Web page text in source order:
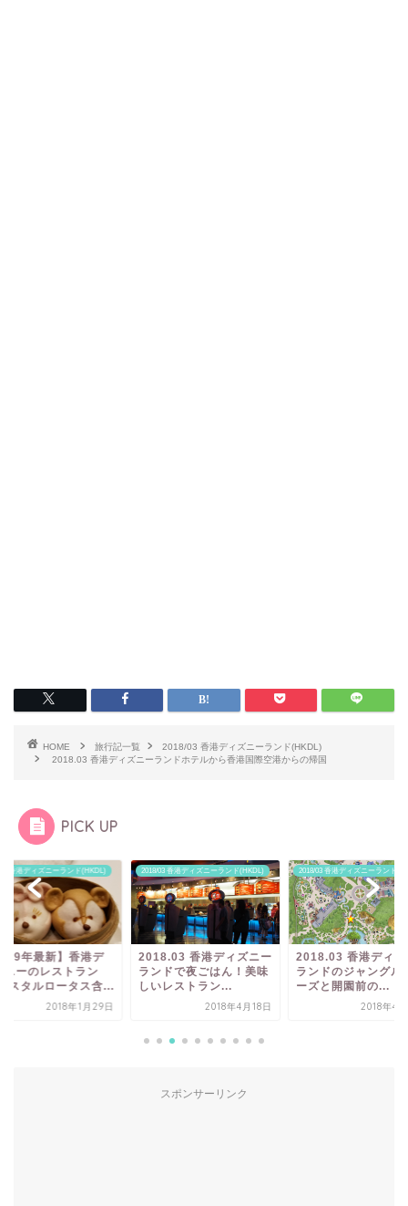
HOME 旅行記一覧
2018/03 香港ディズニーランド(HKDL)
2018.03 香港ディズニーランドホテルから香港国際空港からの帰国
PICK UP
香港ディズニーランド(HKDL)
年最新】香港デ
ニーのレストラン
スタルロータス含...
2018年1月29日
2018/03 香港ディズニーランド(HKDL)
2018.03 香港ディズニー
ランドで夜ごはん！美味
しいレストラン...
2018年4月18日
2018/03 香港ディズニーランド
2018.03 香港ディズ
ランドのジャングル
ーズと開園前の...
2018年4
スポンサーリンク